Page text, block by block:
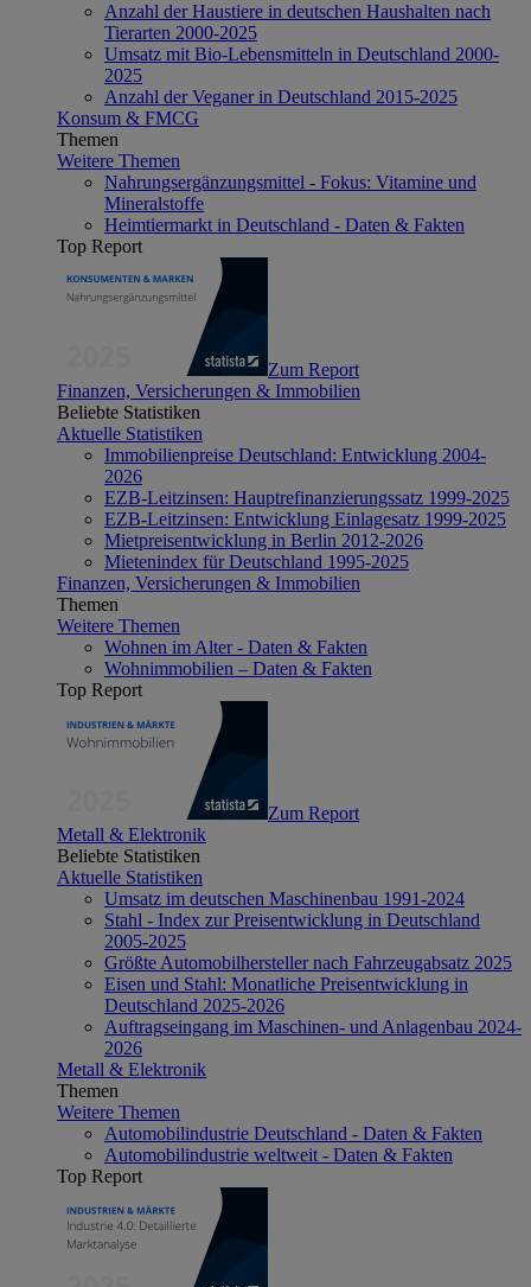
Anzahl der Haustiere in deutschen Haushalten nach
Tierarten 2000-2025
Umsatz mit Bio-Lebensmitteln in Deutschland 2000-
2025
Anzahl der Veganer in Deutschland 2015-2025
Konsum & FMCG
Themen
Weitere Themen
Nahrungsergänzungsmittel - Fokus: Vitamine und
Mineralstoffe
Heimtiermarkt in Deutschland - Daten & Fakten
Top Report
Zum Report
Finanzen, Versicherungen & Immobilien
Beliebte Statistiken
Aktuelle Statistiken
Immobilienpreise Deutschland: Entwicklung 2004-
2026
EZB-Leitzinsen: Hauptrefinanzierungssatz 1999-2025
EZB-Leitzinsen: Entwicklung Einlagesatz 1999-2025
Mietpreisentwicklung in Berlin 2012-2026
Mietenindex für Deutschland 1995-2025
Finanzen, Versicherungen & Immobilien
Themen
Weitere Themen
Wohnen im Alter - Daten & Fakten
Wohnimmobilien – Daten & Fakten
Top Report
Zum Report
Metall & Elektronik
Beliebte Statistiken
Aktuelle Statistiken
Umsatz im deutschen Maschinenbau 1991-2024
Stahl - Index zur Preisentwicklung in Deutschland
2005-2025
Größte Automobilhersteller nach Fahrzeugabsatz 2025
Eisen und Stahl: Monatliche Preisentwicklung in
Deutschland 2025-2026
Auftragseingang im Maschinen- und Anlagenbau 2024-
2026
Metall & Elektronik
Themen
Weitere Themen
Automobilindustrie Deutschland - Daten & Fakten
Automobilindustrie weltweit - Daten & Fakten
Top Report